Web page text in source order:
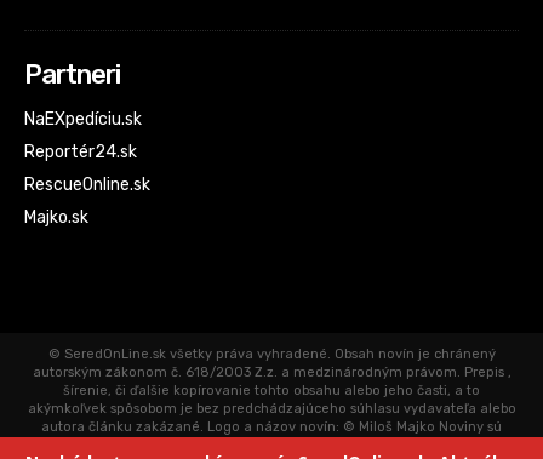
Partneri
NaEXpedíciu.sk
Reportér24.sk
RescueOnline.sk
Majko.sk
© SeredOnLine.sk všetky práva vyhradené. Obsah novín je chránený
autorským zákonom č. 618/2003 Z.z. a medzinárodným právom. Prepis ,
šírenie, či ďalšie kopírovanie tohto obsahu alebo jeho časti, a to
akýmkoľvek spôsobom je bez predchádzajúceho súhlasu vydavateľa alebo
autora článku zakázané. Logo a názov novín: © Miloš Majko Noviny sú